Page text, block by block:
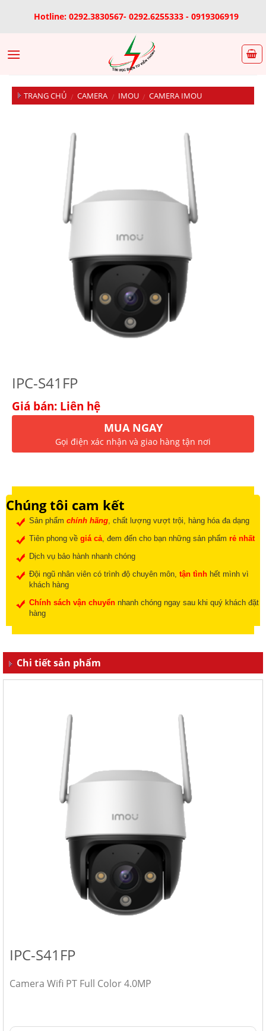
Hotline: 0292.3830567- 0292.6255333 - 0919306919
TRANG CHỦ / CAMERA / IMOU / CAMERA IMOU
IPC-S41FP
Giá bán: Liên hệ
MUA NGAY
Gọi điện xác nhận và giao hàng tận nơi
Chúng tôi cam kết
Sản phẩm chính hãng, chất lượng vượt trội, hàng hóa đa dạng
Tiên phong về giá cả, đem đến cho bạn những sản phẩm rẻ nhất
Dịch vụ bảo hành nhanh chóng
Đội ngũ nhân viên có trình độ chuyên môn, tận tìnhhết mình vì
khách hàng
Chính sách vận chuyểnnhanh chóng ngay sau khi quý khách đặt
hàng
Chi tiết sản phẩm
IPC-S41FP
Camera Wifi PT Full Color 4.0MP